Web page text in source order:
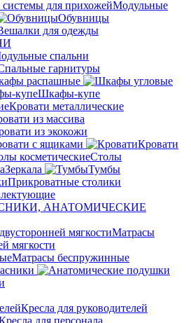
Модульные
Обувницы
для одежды
спальни
гарнитуры
распашные
Шкафы-купе
Кровати металлические
из массива
из экокожи
с ящиками
Кровати
Столы
Зеркала
Тумбы
Прикроватные столики
АНАТОМИЧЕСКИЕ
Матрасы
мягкости
Матрасы беспружинные
Кресла для руководителей